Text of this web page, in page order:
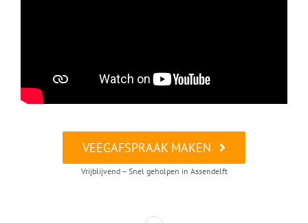
VEEGAFSPRAAK MAKEN
Vrijblijvend – Snel geholpen in Assendelft